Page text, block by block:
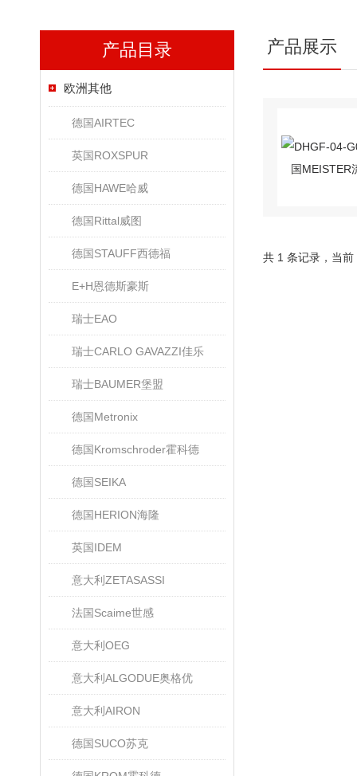
产品目录
欧洲其他
德国AIRTEC
英国ROXSPUR
德国HAWE哈威
德国Rittal威图
德国STAUFF西德福
E+H恩德斯豪斯
瑞士EAO
瑞士CARLO GAVAZZI佳乐
瑞士BAUMER堡盟
德国Metronix
德国Kromschroder霍科德
德国SEIKA
德国HERION海隆
英国IDEM
意大利ZETASASSI
法国Scaime世感
意大利OEG
意大利ALGODUE奥格优
意大利AIRON
德国SUCO苏克
产品展示
共 1 条记录，当